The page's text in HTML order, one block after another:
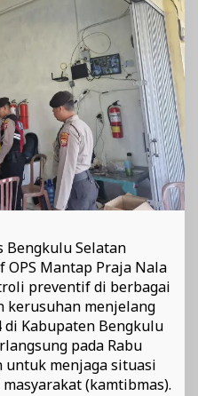
2024
Bengkulu Selatan
Mantap Praja Nala
preventif di berbagai
kerusuhan menjelang
di Kabupaten Bengkulu
pada Rabu
menjaga situasi
(kamtibmas).